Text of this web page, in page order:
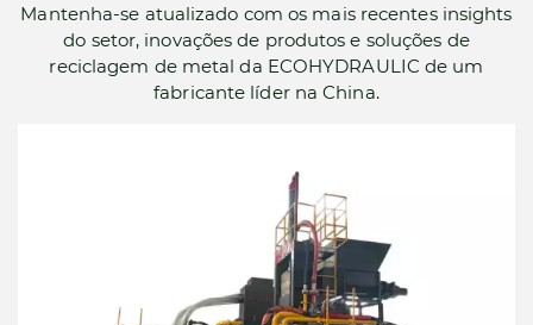
Mantenha-se atualizado com os mais recentes insights
do setor, inovações de produtos e soluções de
reciclagem de metal da ECOHYDRAULIC de um
fabricante líder na China.